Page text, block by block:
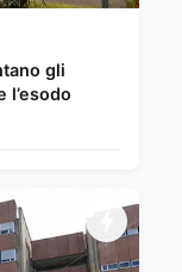
gli
l’esodo